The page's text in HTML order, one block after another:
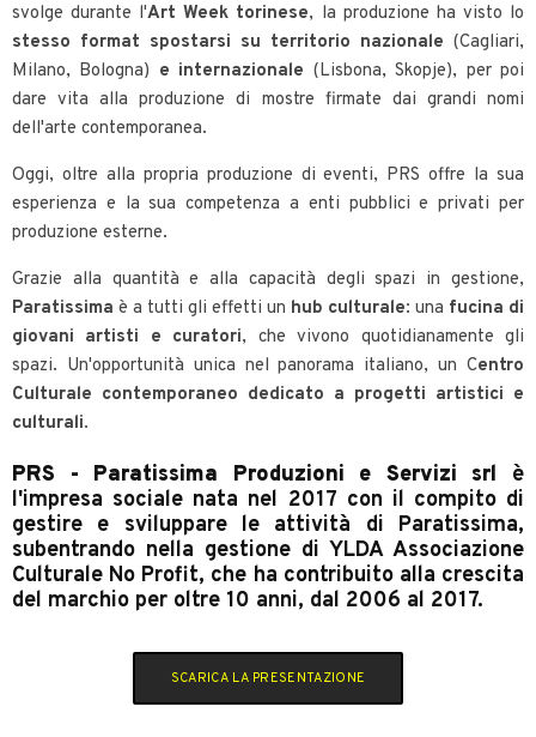
svolge durante l'Art Week torinese, la produzione ha visto lo
stesso format spostarsi su territorio nazionale (Cagliari,
Milano, Bologna) e internazionale (Lisbona, Skopje), per poi
dare vita alla produzione di mostre firmate dai grandi nomi
dell'arte contemporanea.
Oggi, oltre alla propria produzione di eventi, PRS offre la sua
esperienza e la sua competenza a enti pubblici e privati per
produzione esterne.
Grazie alla quantità e alla capacità degli spazi in gestione,
Paratissima è a tutti gli effetti un hub culturale: una fucina di
giovani artisti e curatori, che vivono quotidianamente gli
spazi. Un'opportunità unica nel panorama italiano, un Centro
Culturale contemporaneo dedicato a progetti artistici e
culturali.
PRS - Paratissima Produzioni e Servizi srl è
l'impresa sociale nata nel 2017 con il compito di
gestire e sviluppare le attività di Paratissima,
subentrando nella gestione di YLDA Associazione
Culturale No Profit, che ha contribuito alla crescita
del marchio per oltre 10 anni, dal 2006 al 2017.
SCARICA LA PRESENTAZIONE